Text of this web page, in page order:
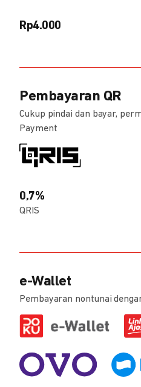
Rp4.000
Pembayaran QR
Cukup pindai dan bayar,
Payment
0,7%
QRIS
e-Wallet
Pembayaran nontunai